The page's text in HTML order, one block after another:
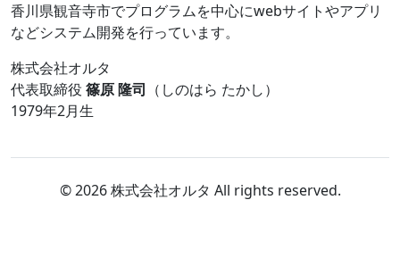
香川県観音寺市でプログラムを中心にwebサイトやアプリ
などシステム開発を行っています。
株式会社オルタ
代表取締役 篠原 隆司 （しのはら たかし）
1979年2月生
© 2026 株式会社オルタ All rights reserved.